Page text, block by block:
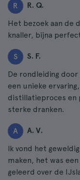
R R. Q.
Het bezoek aan de
knaller, bijna
S S. F.
De rondleiding
een unieke
distillatieproces en
sterke dranken.
A A. V.
Ik vond het
maken, het was
geleerd over de